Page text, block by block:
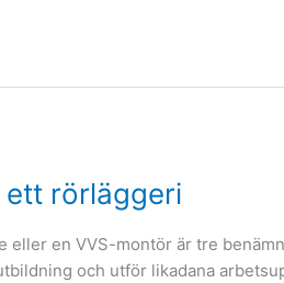
ett rörläggeri
eller en VVS-montör är tre
och utför likadana